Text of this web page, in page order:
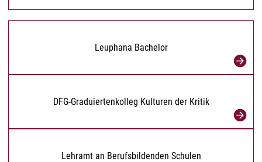
Leuphana Bachelor
DFG-Graduiertenkolleg Kulturen der Kritik
Lehramt an Berufsbildenden Schulen